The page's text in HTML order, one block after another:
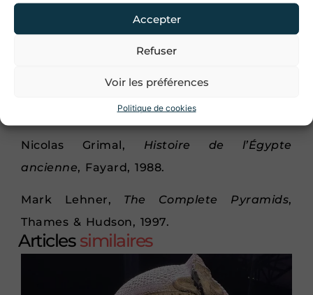
Accepter
Refuser
Voir les préférences
Politique de cookies
. Leur taille et leur splendeur
étaient une démonstration éclatante de la
Quelques liens et sources utiles
Nicolas Grimal, Histoire de l’Égypte
ancienne, Fayard, 1988.
Mark Lehner, The Complete Pyramids,
Thames & Hudson, 1997.
Articles similaires
J'accepte les conditions d'utilisations.
Je m'inscris